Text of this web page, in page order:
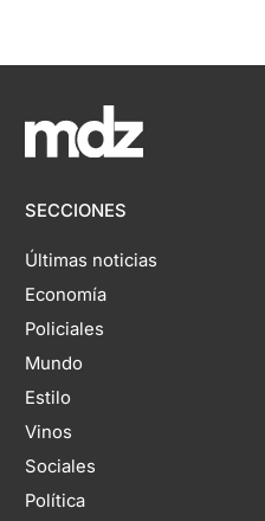
SECCIONES
Últimas noticias
Economía
Policiales
Mundo
Estilo
Vinos
Sociales
Política